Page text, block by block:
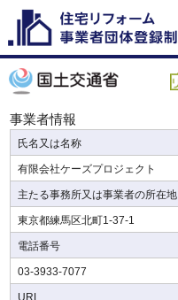
事業者情報
氏名又は名称
有限会社ケーズプロジェクト
主たる事務所又は事業者の所在地
東京都練馬区北町1-37-1
電話番号
03-3933-7077
URL